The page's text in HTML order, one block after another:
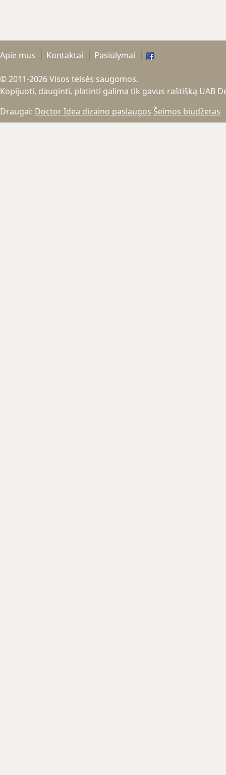
Apie mus Kontaktai Pasiūlymai
© 2011-2026 Visos teisės saugomos.
Kopijuoti, dauginti, platinti galima tik gavus raštišką UAB
Draugai: Doctor Idea dizaino paslaugos Šeimos biudžetas